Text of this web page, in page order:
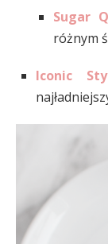
Sugar
różnym
Iconic